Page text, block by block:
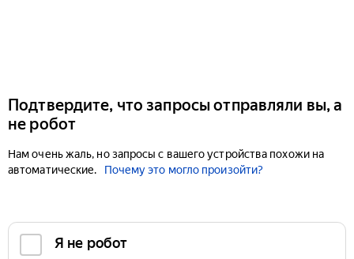
Подтвердите, что запросы отправляли вы, а
не робот
Нам очень жаль, но запросы с вашего устройства похожи на
автоматические.
Почему это могло произойти?